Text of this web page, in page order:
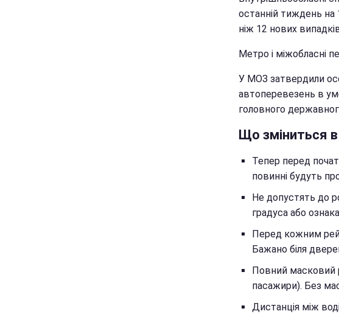
останній тиждень
ніж 12 нових
Метро і міжобласні
У МОЗ затвердили
автоперевезень в
головного
Що зміниться
Тепер перед
повинні будуть
Не допустять до
градуса або
Перед кожним
Бажано біля
Повний масковий
пасажири). Без
Дистанція між